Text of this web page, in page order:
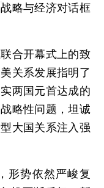
略与经济对话框
合开幕式上的致
关系发展指明了
两国元首达成的
略性问题，坦诚
大国关系注入强
势依然严峻复